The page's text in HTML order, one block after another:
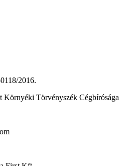
2016.
Környéki Törvényszék Cégbírósága